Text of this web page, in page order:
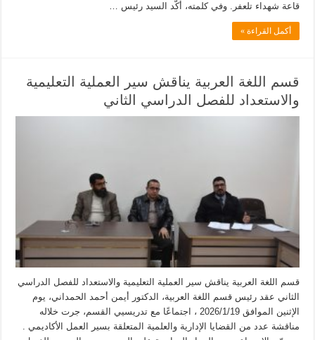
قاعة شهداء تلعفر. وفي كلمته، أكّد السيد رئيس …
أكمل القراءة »
قسم اللغة العربية يناقش سير العملية التعليمية
والاستعداد للفصل الدراسي الثاني
قسم اللغة العربية يناقش سير العملية التعليمية والاستعداد للفصل الدراسي
الثاني عقد رئيس قسم اللغة العربية، الدكتور أيمن أحمد الحمداني، يوم
الإثنين الموافق 2026/1/19 ، اجتماعًا مع تدريسيي القسم، جرت خلاله
مناقشة عدد من القضايا الإدارية والعلمية المتعلقة بسير العمل الأكاديمي .